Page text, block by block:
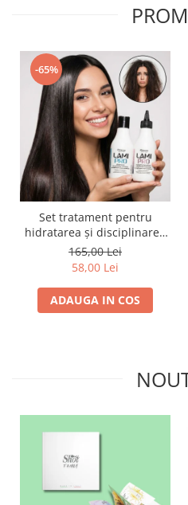
-65%
Set tratament pentru
hidratarea și disciplinarea
parului LAMI PRO, Proco
(șampon + balsam 2x
250ml)
165,00 Lei
58,00 Lei
ADAUGA IN COS